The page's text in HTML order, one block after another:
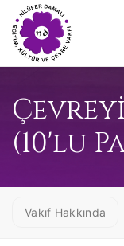
(10'lu
Vakıf Hakkında